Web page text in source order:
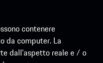
contenere
da computer. La
dall'aspetto reale e / o